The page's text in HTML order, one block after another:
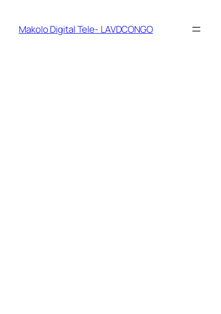
Makolo Digital Tele- LAVDCONGO